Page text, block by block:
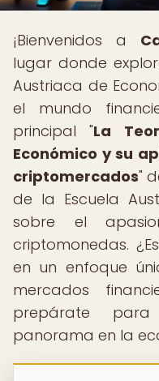
¡Bienvenidos a
lugar donde
Austriaca de
el mundo
principal "La
Económico y su
criptomercados"
de la Escuela
sobre el
criptomonedas.
en un enfoque
mercados
prepárate
panorama en la